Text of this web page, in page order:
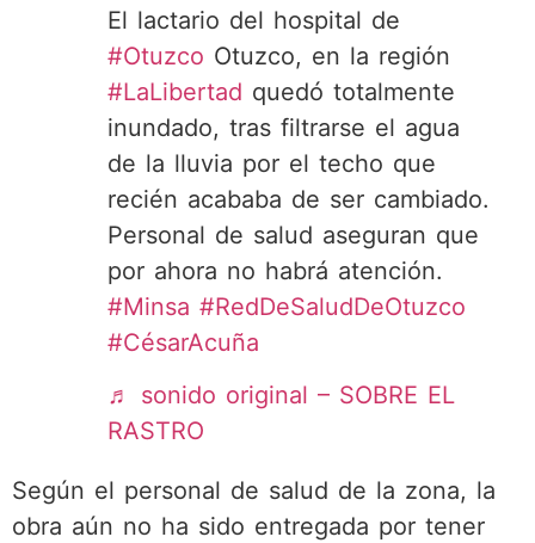
El lactario del hospital de
#Otuzco Otuzco, en la región
#LaLibertad quedó totalmente
inundado, tras filtrarse el agua
de la lluvia por el techo que
recién acababa de ser cambiado.
Personal de salud aseguran que
por ahora no habrá atención.
#Minsa #RedDeSaludDeOtuzco
#CésarAcuña
♬ sonido original – SOBRE EL
RASTRO
Según el personal de salud de la zona, la
obra aún no ha sido entregada por tener